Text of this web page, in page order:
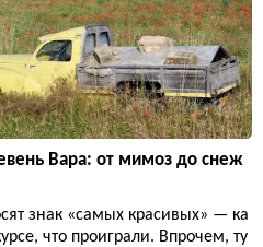
Вара: от мимоз до снеж
знак «самых красивых» — ка
что проиграли. Впрочем, ту